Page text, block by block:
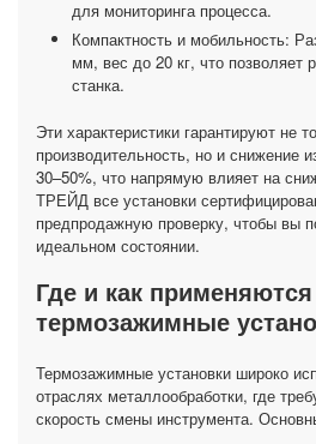
для мониторинга процесса.
Компактность и мобильность:
мм, вес до 20 кг, что позволяет
станка.
Эти характеристики гарантируют не
производительность, но и снижение
30–50%, что напрямую влияет на
ТРЕЙД все установки
предпродажную проверку, чтобы вы
идеальном состоянии.
Где и как применяются
термозажимные
Термозажимные установки широко
отраслях металлообработки, где
скорость смены инструмента.